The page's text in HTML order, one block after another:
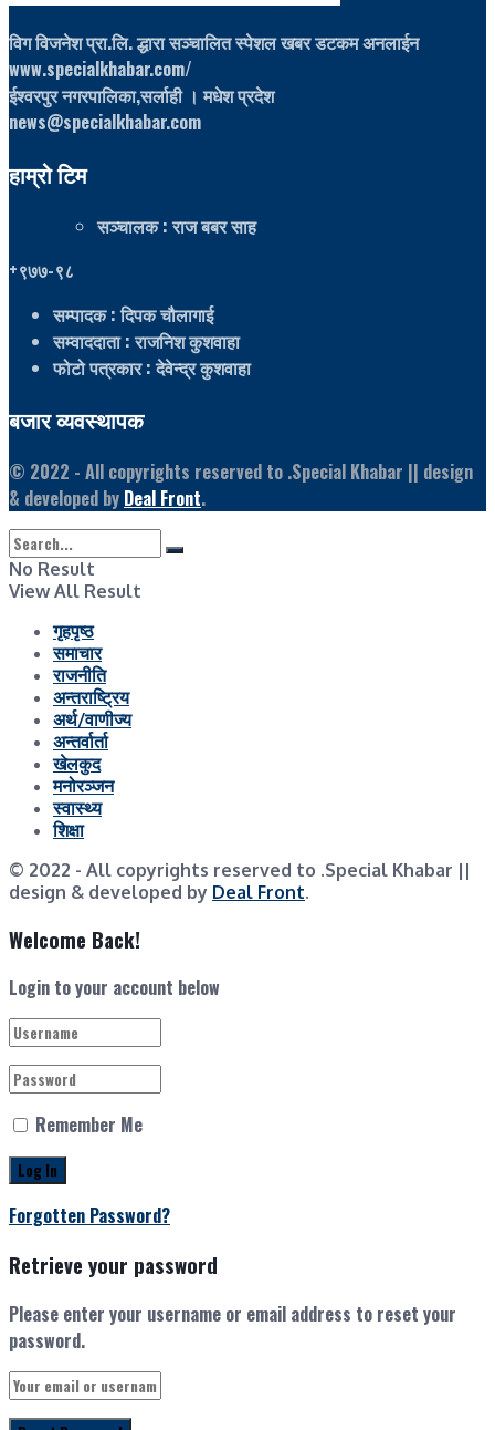
विग विजनेश प्रा.लि. द्धारा सञ्चालित स्पेशल खबर डटकम अनलाईन
www.specialkhabar.com/
ईश्‍वरपुर नगरपालिका,सर्लाही । मधेश प्रदेश
news@specialkhabar.com
हाम्रो टिम
सञ्चालक: राज बबर साह
+९७७-९८
सम्पादक: दिपक चौलागाई
सम्वाददाता: राजनिश कुशवाहा
फोटो पत्रकार: देवेन्द्र कुशवाहा
बजार व्यवस्थापक
© 2022 - All copyrights reserved to .Special Khabar || design
& developed by Deal Front.
No Result
View All Result
गृहपृष्ठ
समाचार
राजनीति
अन्तराष्ट्रिय
अर्थ/वाणीज्य
अन्तर्वार्ता
खेलकुद
मनोरञ्जन
स्वास्थ्य
शिक्षा
© 2022 - All copyrights reserved to .Special Khabar ||
design & developed by Deal Front.
Welcome Back!
Login to your account below
Remember Me
Forgotten Password?
Retrieve your password
Please enter your username or email address to reset your
password.